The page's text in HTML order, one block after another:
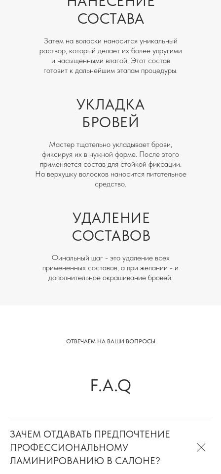
Мастер тщательно укладывает брови,
фиксируя их в нужной форме. После этого
применяется состав для стойкой фиксации.
На верхушку волосков наносится питательное
средство.
УКЛАДКА
БРОВЕЙ
Затем на волоски наносится уникальный
раствор, который делает их более упругими
и насыщенными влагой. Этот состав
готовит к дальнейшим этапам процедуры.
СОСТАВА
Финальный шаг - это удаление всех
примененных составов, а при желании - и
дополнительное окрашивание бровей.
УДАЛЕНИЕ
СОСТАВОВ
ОТВЕЧАЕМ НА ВАШИ ВОПРОСЫ
F.A.Q
ЗАЧЕМ ОТДАВАТЬ ПРЕДПОЧТЕНИЕ
ПРОФЕССИОНАЛЬНОМУ
ЛАМИНИРОВАНИЮ В САЛОНЕ?